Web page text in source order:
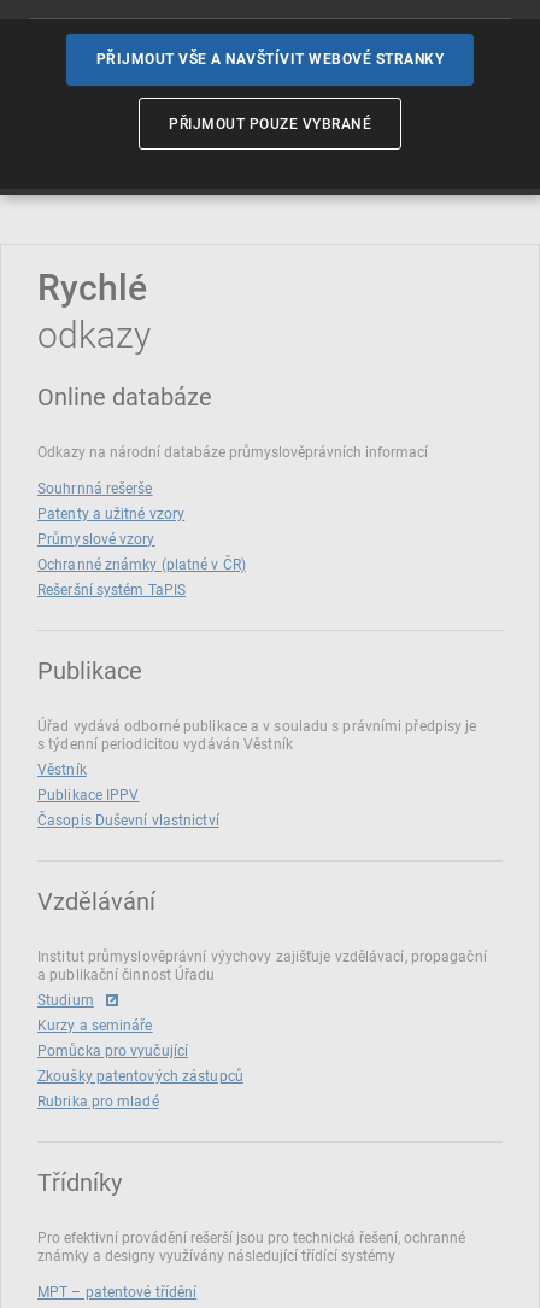
Označení původua zeměpisná
Rychlé
odkazy
Online databáze
Odkazy na národní databáze průmyslověprávních informací
Souhrnná rešerše
Patenty a užitné vzory
Průmyslové vzory
Ochranné známky (platné v ČR)
Rešeršní systém TaPIS
Publikace
Úřad vydává odborné publikace a v souladu s právními předpisy je
s týdenní periodicitou vydáván Věstník
Věstník
Publikace IPPV
Časopis Duševní vlastnictví
Vzdělávání
Institut průmyslověprávní výychovy zajišťuje vzdělávací, propagační
a publikační činnost Úřadu
Studium
Kurzy a semináře
Pomůcka pro vyučující
Zkoušky patentových zástupců
Rubrika pro mladé
Třídníky
Pro efektivní provádění rešerší jsou pro technická řešení, ochranné
známky a designy využívány následující třídící systémy
MPT – patentové třídění
PŘIJMOUT VŠE A NAVŠTÍVIT WEBOVÉ STRANKY
PŘIJMOUT POUZE VYBRANÉ